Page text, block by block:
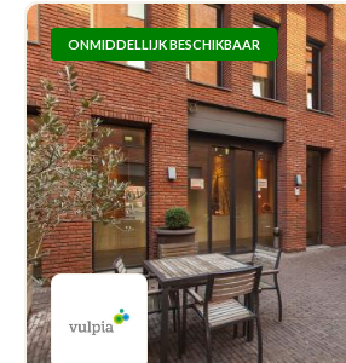
ONMIDDELLIJK BESCHIKBAAR